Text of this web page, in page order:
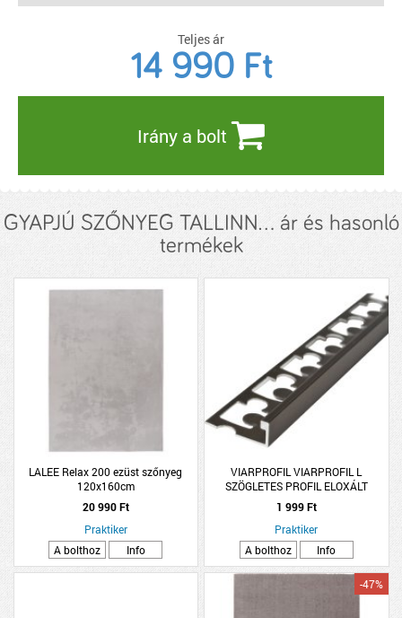
Teljes ár
14 990 Ft
Irány a bolt
GYAPJÚ SZŐNYEG TALLINN... ár és hasonló
termékek
LALEE Relax 200 ezüst szőnyeg
120x160cm
20 990 Ft
Praktiker
A bolthoz
Info
VIARPROFIL VIARPROFIL L
SZÖGLETES PROFIL ELOXÁLT
ALUMÍNIUM 8MMX2.5M BRONZ
1 999 Ft
Praktiker
A bolthoz
Info
-47%